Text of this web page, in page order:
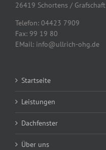
26419 Schortens / Grafschaft
Telefon: 04423 7909
Fax: 99 19 80
EMail: info@ullrich-ohg.de
Startseite
Leistungen
Dachfenster
Über uns